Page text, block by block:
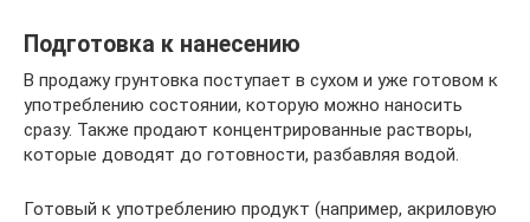
Подготовка к нанесению
В продажу грунтовка поступает в сухом и уже готовом к
употреблению состоянии, которую можно наносить
сразу. Также продают концентрированные растворы,
которые доводят до готовности, разбавляя водой.
Готовый к употреблению продукт (например, акриловую